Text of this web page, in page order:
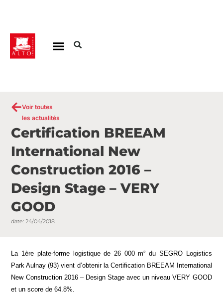
Voir toutes
les actualités
Certification BREEAM
International New
Construction 2016 –
Design Stage – VERY
GOOD
date: 24/04/2018
La 1ère plate-forme logistique de 26 000 m²du SEGRO Logistics
Park Aulnay (93)vient d’obtenir la Certification BREEAM International
New Construction 2016 – Design Stage avec un niveau VERY GOOD
et un score de 64.8%.